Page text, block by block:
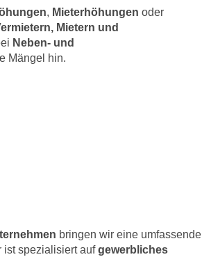
, Mieterhöhungen oder
Mietern und
Neben- und
Mängel hin.
bringen wir eine umfassende
ist spezialisiert aufgewerbliches